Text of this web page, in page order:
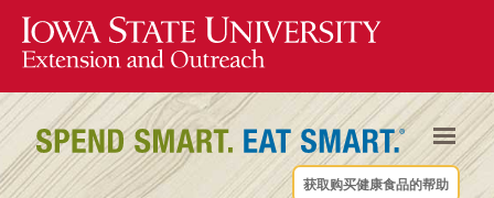
获取购买健康食品的帮助